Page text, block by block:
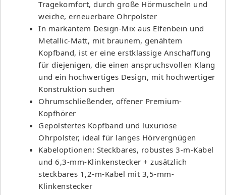
Tragekomfort, durch große Hörmuscheln und
weiche, erneuerbare Ohrpolster
In markantem Design-Mix aus Elfenbein und
Metallic-Matt, mit braunem, genähtem
Kopfband, ist er eine erstklassige Anschaffung
für diejenigen, die einen anspruchsvollen Klang
und ein hochwertiges Design, mit hochwertiger
Konstruktion suchen
Ohrumschließender, offener Premium-
Kopfhörer
Gepolstertes Kopfband und luxuriöse
Ohrpolster, ideal für langes Hörvergnügen
Kabeloptionen: Steckbares, robustes 3-m-Kabel
und 6,3-mm-Klinkenstecker + zusätzlich
steckbares 1,2-m-Kabel mit 3,5-mm-
Klinkenstecker